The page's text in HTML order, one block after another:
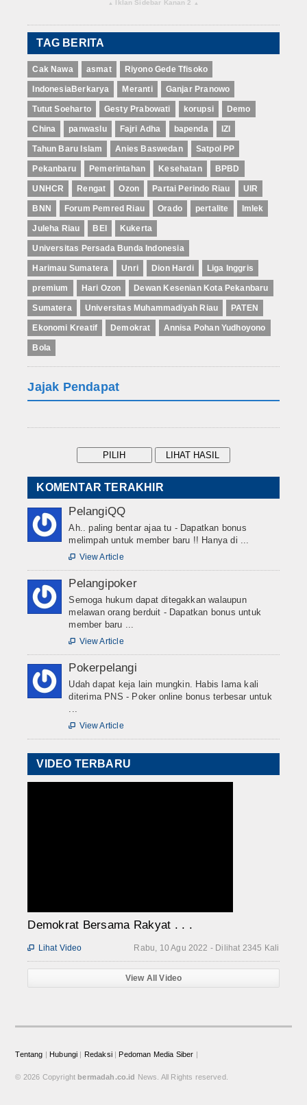
▴ Iklan Sidebar Kanan 2 ▴
TAG BERITA
Cak Nawa asmat Riyono Gede Tfisoko
IndonesiaBerkarya Meranti Ganjar Pranowo
Tutut Soeharto Gesty Prabowati korupsi Demo
China panwaslu Fajri Adha bapenda IZI
Tahun Baru Islam Anies Baswedan Satpol PP
Pekanbaru Pemerintahan Kesehatan BPBD
UNHCR Rengat Ozon Partai Perindo Riau UIR
BNN Forum Pemred Riau Orado pertalite Imlek
Juleha Riau BEI Kukerta
Universitas Persada Bunda Indonesia
Harimau Sumatera Unri Dion Hardi Liga Inggris
premium Hari Ozon Dewan Kesenian Kota Pekanbaru
Sumatera Universitas Muhammadiyah Riau PATEN
Ekonomi Kreatif Demokrat Annisa Pohan Yudhoyono
Bola
Jajak Pendapat
KOMENTAR TERAKHIR
PelangiQQ
Ah.. paling bentar ajaa tu - Dapatkan bonus
melimpah untuk member baru !! Hanya di ...
 View Article
Pelangipoker
Semoga hukum dapat ditegakkan walaupun
melawan orang berduit - Dapatkan bonus untuk
member baru ...
 View Article
Pokerpelangi
Udah dapat keja lain mungkin. Habis lama kali
diterima PNS - Poker online bonus terbesar untuk
...
 View Article
VIDEO TERBARU
Demokrat Bersama Rakyat . . .
Rabu, 10 Agu 2022 - Dilihat 2345 Kali
 Lihat Video
View All Video
Tentang Hubungi Redaksi| Pedoman Media Siber
© 2026 Copyright bermadah.co.id News. All Rights reserved.